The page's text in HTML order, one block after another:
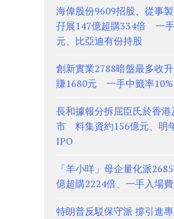
海偉股份9609招股、從事
孖展147億超購334倍 一
元、比亞迪有份持股
創新實業2788暗盤最多收
賺1680元 一手中籤率10%
長和據報分拆屈臣氏於香
市 料集資約156億元、明
IPO
「羊小咩」母企量化派
億超購2224倍、一手入場
特朗普反駁保守派 撐引進